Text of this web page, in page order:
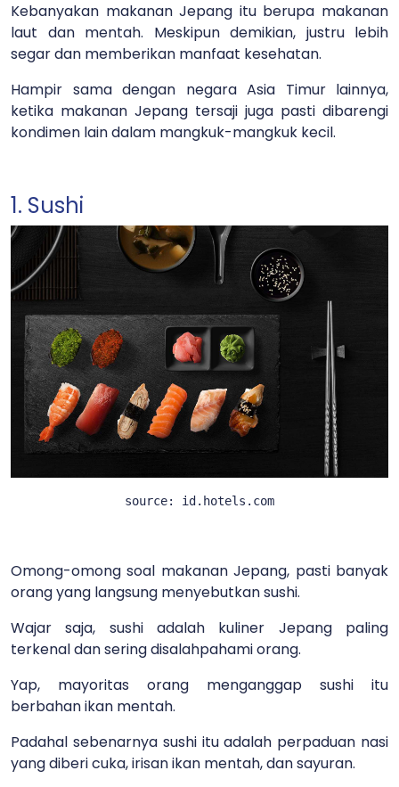
Kebanyakan makanan Jepang itu berupa makanan
laut dan mentah. Meskipun demikian, justru lebih
segar dan memberikan manfaat kesehatan.
Hampir sama dengan negara Asia Timur lainnya,
ketika makanan Jepang tersaji juga pasti dibarengi
kondimen lain dalam mangkuk-mangkuk kecil.
1. Sushi
source: id.hotels.com
Omong-omong soal makanan Jepang, pasti banyak
orang yang langsung menyebutkan sushi.
Wajar saja, sushi adalah kuliner Jepang paling
terkenal dan sering disalahpahami orang.
Yap, mayoritas orang menganggap sushi itu
berbahan ikan mentah.
Padahal sebenarnya sushi itu adalah perpaduan nasi
yang diberi cuka, irisan ikan mentah, dan sayuran.